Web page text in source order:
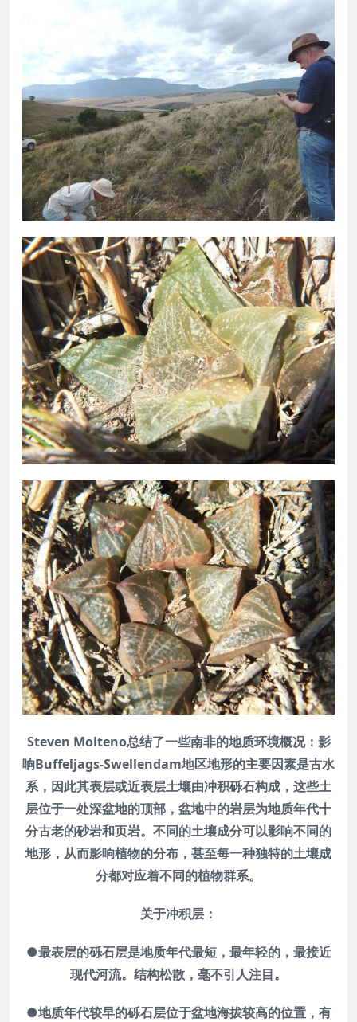
Steven Molteno总结了一些南非的地质环境概况：影
响Buffeljags-Swellendam地区地形的主要因素是古水
系，因此其表层或近表层土壤由冲积砾石构成，这些土
层位于一处深盆地的顶部，盆地中的岩层为地质年代十
分古老的砂岩和页岩。不同的土壤成分可以影响不同的
地形，从而影响植物的分布，甚至每一种独特的土壤成
分都对应着不同的植物群系。
关于冲积层：
●最表层的砾石层是地质年代最短，最年轻的，最接近
现代河流。结构松散，毫不引人注目。
●地质年代较早的砾石层位于盆地海拔较高的位置，有